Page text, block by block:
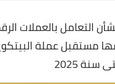
التعامل بالعملات
مستقبل عملة